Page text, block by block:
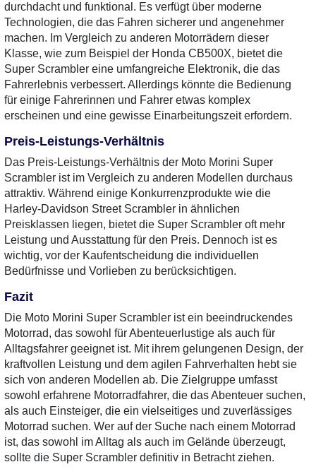
durchdacht und funktional. Es verfügt über moderne
Technologien, die das Fahren sicherer und angenehmer
machen. Im Vergleich zu anderen Motorrädern dieser
Klasse, wie zum Beispiel der Honda CB500X, bietet die
Super Scrambler eine umfangreiche Elektronik, die das
Fahrerlebnis verbessert. Allerdings könnte die Bedienung
für einige Fahrerinnen und Fahrer etwas komplex
erscheinen und eine gewisse Einarbeitungszeit erfordern.
Preis-Leistungs-Verhältnis
Das Preis-Leistungs-Verhältnis der Moto Morini Super
Scrambler ist im Vergleich zu anderen Modellen durchaus
attraktiv. Während einige Konkurrenzprodukte wie die
Harley-Davidson Street Scrambler in ähnlichen
Preisklassen liegen, bietet die Super Scrambler oft mehr
Leistung und Ausstattung für den Preis. Dennoch ist es
wichtig, vor der Kaufentscheidung die individuellen
Bedürfnisse und Vorlieben zu berücksichtigen.
Fazit
Die Moto Morini Super Scrambler ist ein beeindruckendes
Motorrad, das sowohl für Abenteuerlustige als auch für
Alltagsfahrer geeignet ist. Mit ihrem gelungenen Design, der
kraftvollen Leistung und dem agilen Fahrverhalten hebt sie
sich von anderen Modellen ab. Die Zielgruppe umfasst
sowohl erfahrene Motorradfahrer, die das Abenteuer suchen,
als auch Einsteiger, die ein vielseitiges und zuverlässiges
Motorrad suchen. Wer auf der Suche nach einem Motorrad
ist, das sowohl im Alltag als auch im Gelände überzeugt,
sollte die Super Scrambler definitiv in Betracht ziehen.